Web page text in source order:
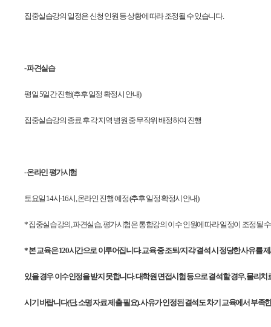
집중실습강의 일정은 신청 인원 등 상황에 따라 조정될 수 있습니다.
-파견실습
평일 5일간 진행(추후 일정 확정시 안내)
집중실습강의 종료 후 각 지역 병원 중 무작위 배정하여 진행
-온라인 평가시험
토요일 14시-16시, 온라인 진행 예정 (추후 일정 확정시 안내)
*집중실습강의, 파견실습, 평가시험은 통합강의 이수 인원에 따라 일정이 조정될
*본 교육은 120시간으로 이루어집니다. 교육 중 조퇴/지각/결석 시 정당한 사유를
있을 경우 이수인정을 받지 못합니다. 대학원 면접시험 등으로 결석할 경우, 물리치
시기 바랍니다(단, 소명 자료 제출 필요). 사유가 인정된 결석도 차기 교육에서 부족